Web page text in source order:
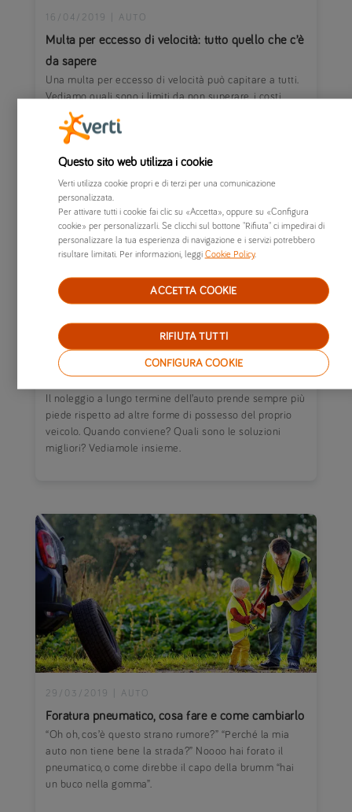
Multa per eccesso di velocità: tutto quello che c’è
da sapere
16/04/2019 AUTO
Una multa per eccesso di velocità può capitare a tutti.
Vediamo quali sono i limiti da non superare, i costi
delle multe e come fare eventualmente ricorso.
Noleggio auto a lungo termine: conviene ancora?
03/04/2019 AUTO
Il noleggio a lungo termine dell’auto prende sempre più
piede rispetto ad altre forme di possesso del proprio
veicolo. Quando conviene? Quali sono le soluzioni
migliori? Vediamole insieme.
Foratura pneumatico, cosa fare e come cambiarlo
29/03/2019 AUTO
“Oh oh, cos’è questo strano rumore?” “Perché la mia
auto non tiene bene la strada?” Noooo hai forato il
pneumatico, o come direbbe il capo della brumm “hai
un buco nella gomma”.
Questo sito web utilizza i cookie
Verti utilizza cookie propri e di terzi per una comunicazione
personalizzata.
Per attivare tutti i cookie fai clic su «Accetta», oppure su «Configura
cookie» per personalizzarli. Se clicchi sul bottone "Rifiuta" ci impedirai di
personalizzare la tua esperienza di navigazione e i servizi potrebbero
risultare limitati. Per informazioni, leggi Cookie Policy.
CONFIGURA COOKIE
RIFIUTA TUTTI
ACCETTA COOKIE